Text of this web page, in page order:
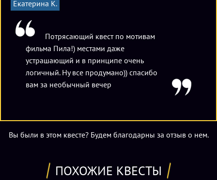
Екатерина К.
Потрясающий квест по мотивам
фильма Пила!) местами даже
устрашающий и в принципе очень
логичный. Ну все продумано)) спасибо
вам за необычный вечер
Вы были в этом квесте? Будем благодарны за отзыв о нем.
ПОХОЖИЕ КВЕСТЫ